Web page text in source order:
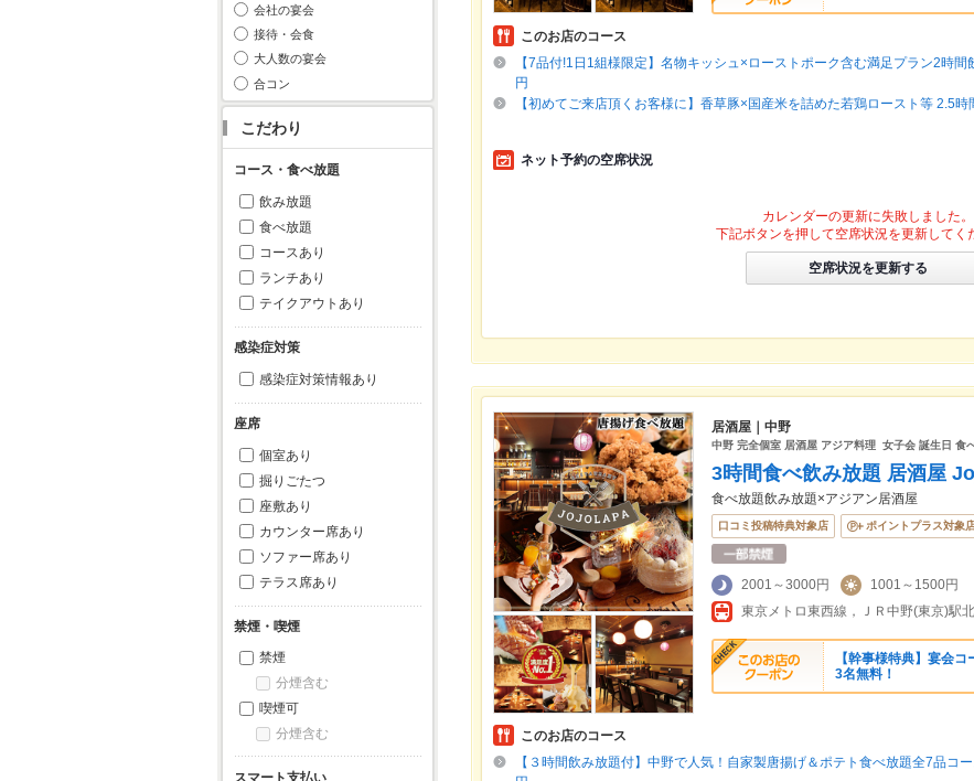
会社の宴会
接待・会食
大人数の宴会
合コン
こだわり
コース・食べ放題
飲み放題
食べ放題
コースあり
ランチあり
テイクアウトあり
感染症対策
感染症対策情報あり
座席
個室あり
掘りごたつ
座敷あり
カウンター席あり
ソファー席あり
テラス席あり
禁煙・喫煙
禁煙
分煙含む
喫煙可
分煙含む
このお店のコース
【7品付!1日1組様限定】名物キッシュ×ローストポーク含む満足プラン2時
円
【初めてご来店頂くお客様に】香草豚×国産米を詰めた若鶏ロースト等 2.5時
ネット予約の空席状況
カレンダーの更新に失敗しました。
下記ボタンを押して空席状況を更新してく
空席状況を更新する
居酒屋｜中野
中野 完全個室 居酒屋 アジア料理 女子会 誕生日 食
3時間食べ飲み放題 居酒屋
食べ放題飲み放題×アジアン居酒屋
口コミ投稿特典対象店 ポイントプラス対象
2001～3000円
1001～1500円
東京メトロ東西線，ＪＲ中野(東京)駅
【幹事様特典】宴会
3名無料！
このお店のコース
【３時間飲み放題付】中野で人気！自家製唐揚げ＆ポテト食べ放題全7品コ